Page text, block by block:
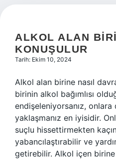
ALKOL ALAN
KONUŞULUR
Tarih: Ekim 10, 2024
Alkol alan birine nasıl
birinin alkol bağımlısı
endişeleniyorsanız,
yaklaşmanız en iyisidir.
suçlu hissettirmekten
yabancılaştırabilir ve
getirebilir. Alkol içen